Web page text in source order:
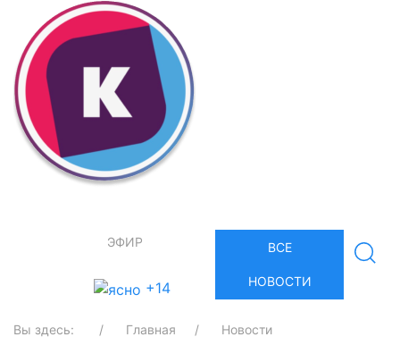
ЭФИР
+14
ВСЕ
НОВОСТИ
Вы здесь: Главная Новости